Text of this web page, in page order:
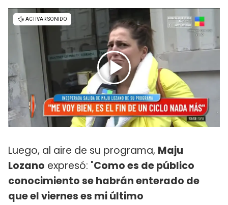
Luego, al aire de su programa, Maju
Lozano expresó: "Como es de público
conocimiento se habrán enterado de
que el viernes es mi último